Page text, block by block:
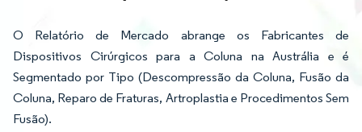
O Relatório de Mercado abrange os Fabricantes de
Dispositivos Cirúrgicos para a Coluna na Austrália e é
Segmentado por Tipo (Descompressão da Coluna, Fusão da
Coluna, Reparo de Fraturas, Artroplastia e Procedimentos Sem
Fusão).